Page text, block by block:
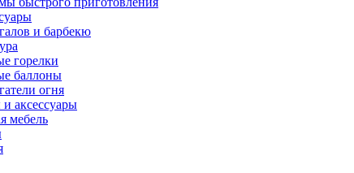
и барбекю
горелки
баллоны
огня
аксессуары
мебель